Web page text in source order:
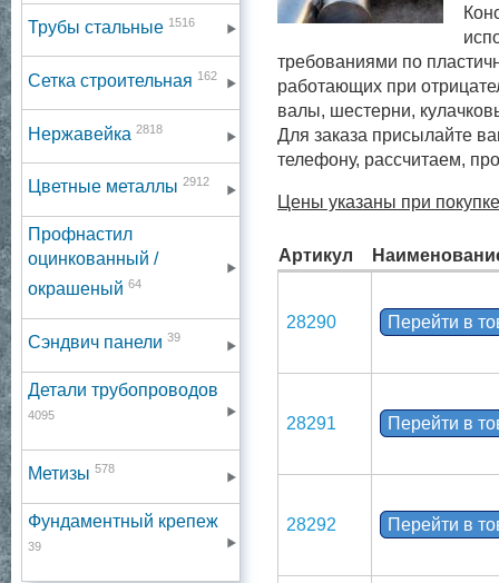
Трубы стальные 1516
Сетка строительная 162
Нержавейка 2818
Цветные металлы 2912
Профнастил
оцинкованный /
окрашеный 64
Сэндвич панели 39
Детали трубопроводов
4095
Метизы 578
Фундаментный крепеж
39
требованиями по
работающих при
валы, шестерни,
Для заказа присылайте
телефону, рассчитаем,
Цены указаны при
Артикул
28290 Перейти в
28291 Перейти в
28292 Перейти в